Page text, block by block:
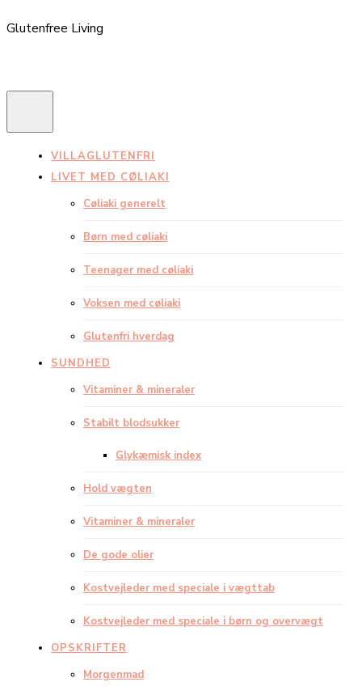
Glutenfree Living
VILLAGLUTENFRI
LIVET MED CØLIAKI
Cøliaki generelt
Børn med cøliaki
Teenager med cøliaki
Voksen med cøliaki
Glutenfri hverdag
SUNDHED
Vitaminer & mineraler
Stabilt blodsukker
Glykæmisk index
Hold vægten
Vitaminer & mineraler
De gode olier
Kostvejleder med speciale i vægttab
Kostvejleder med speciale i børn og overvægt
OPSKRIFTER
Morgenmad